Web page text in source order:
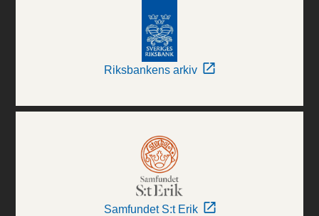
Riksbankens arkiv
Samfundet S:t Erik